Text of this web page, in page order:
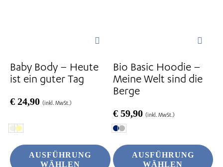
Baby Body – Heute
ist ein guter Tag
€ 24,90 (inkl. MwSt.)
AUSFÜHRUNG
WÄHLEN
Produktseite
werden
Bio Basic Hoodie –
Meine Welt sind die
Berge
€59,90 (inkl. MwSt.)
AUSFÜHRUNG
WÄHLEN
Produktseite
gewählt
werden